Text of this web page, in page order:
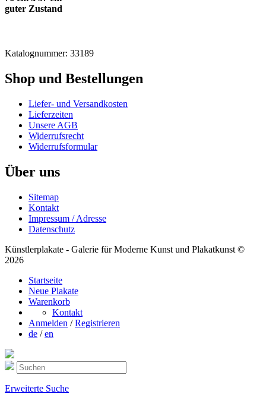
guter Zustand
Katalognummer: 33189
Shop und Bestellungen
Liefer- und Versandkosten
Lieferzeiten
Unsere AGB
Widerrufsrecht
Widerrufsformular
Über uns
Sitemap
Kontakt
Impressum / Adresse
Datenschutz
Künstlerplakate - Galerie für Moderne Kunst und Plakatkunst ©
2026
Startseite
Neue Plakate
Warenkorb
Kontakt
Anmelden / Registrieren
de /en
Erweiterte Suche